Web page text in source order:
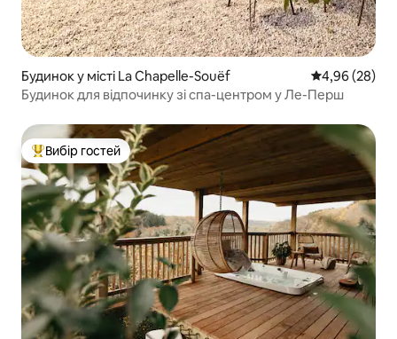
Будинок у місті La Chapelle-Souëf Середня
4,96 (28)
Будинок для відпочинку зі спа-центром у Ле-Перш
Топ вибір гостей
Вибір гостей